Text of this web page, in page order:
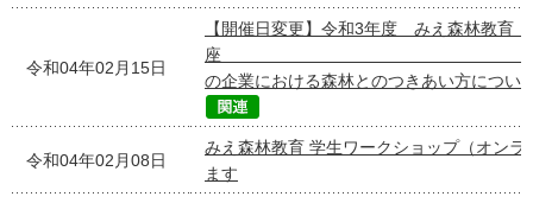
令和04年02月15日
【開催日変更】令和3年度 みえ森林教育
座 SDGs
の企業における森林とのつきあい方につい
令和04年02月08日
みえ森林教育 学生ワークショップ（オンラ
ます